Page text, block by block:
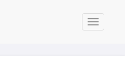
Navigatie